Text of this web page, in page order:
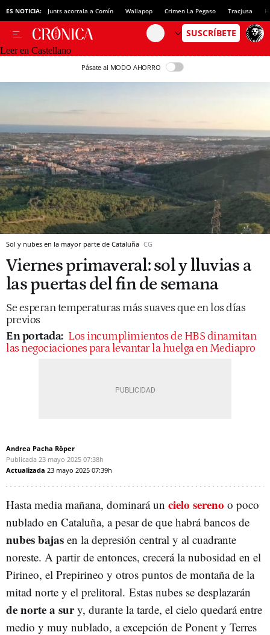
ES NOTICIA: Junts acorrala a Comín Wallapop Crimen La Pegaso Tracjusa
Leer en Castellano
Pásate al MODO AHORRO
Sol y nubes en la mayor parte de Cataluña CG
Viernes primaveral: sol y lluvias a
las puertas del fin de semana
Se esperan temperaturas más suaves que en los días
previos
En portada: Los incumplimientos de HBS dinamitan
las negociaciones para levantar la huelga en Mediapro
Andrea Pacha Röper
Publicada 23 mayo 2025 07:38h
Actualizada 23 mayo 2025 07:39h
Hasta media mañana, dominará un cielo sereno o poco
nublado en Cataluña, a pesar de que habrá bancos de
nubes bajas en la depresión central y al cuadrante
noreste. A partir de entonces, crecerá la nubosidad en el
Pirineo, el Prepirineo y otros puntos de montaña de la
mitad norte y el prelitoral. Estas nubes se desplazarán
de norte a sury, durante la tarde, el cielo quedará entre
medio y muy nublado, a excepción de Ponent y Terres